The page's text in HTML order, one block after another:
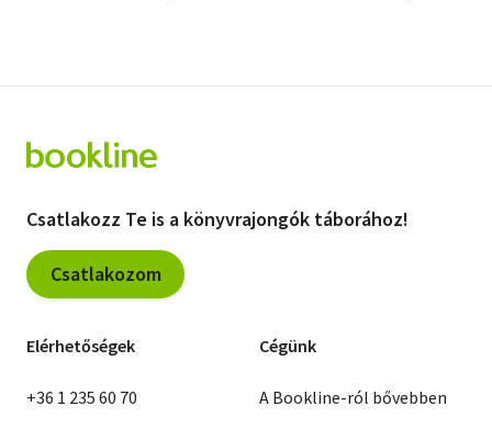
Csatlakozz Te is a könyvrajongók táborához!
Csatlakozom
Elérhetőségek
+36 1 235 60 70
Cégünk
A Bookline-ról bővebben